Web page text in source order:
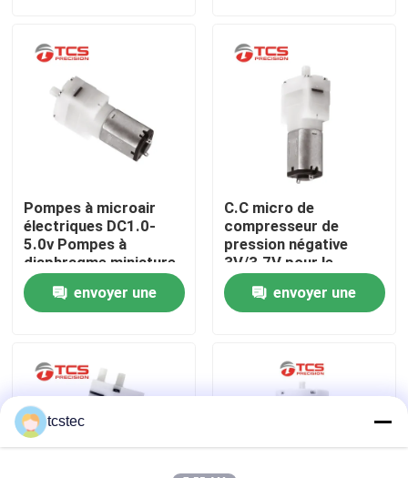
Le spectacle VR
À propos de nous
Contrôle de la qualité
Nous contacter
Les affaires
Pompes à microair
électriques DC1.0-
5.0v Pompes à
diaphragme miniature
pour les applications
de jouetsenvoyer une
C.C micro de
compresseur de
pression négative
3V/3.7V pour le
Sphygmomanometer
ROSH envoyer une
tcstec